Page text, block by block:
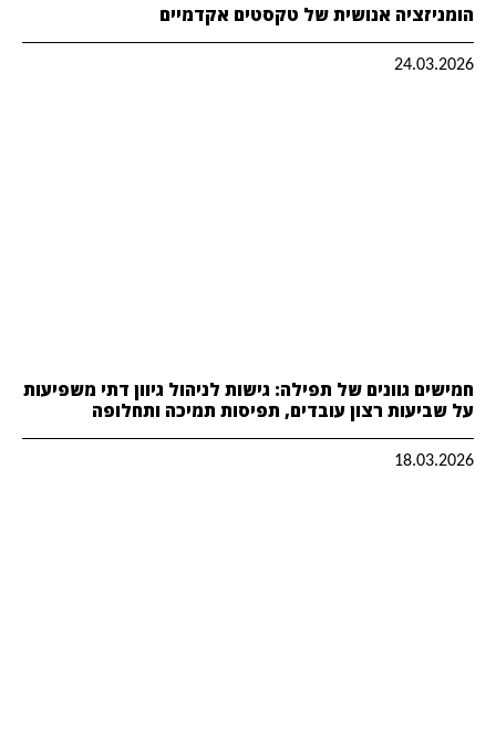
הומניזציה אנושית של טקסטים אקדמיים
24.03.2026
חמישים גוונים של תפילה: גישות לניהול גיוון דתי משפיעות
על שביעות רצון עובדים, תפיסות תמיכה ותחלופה
18.03.2026